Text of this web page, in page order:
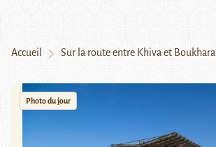
Accueil Sur la route entre Khiva et Boukhara
Photo du jour